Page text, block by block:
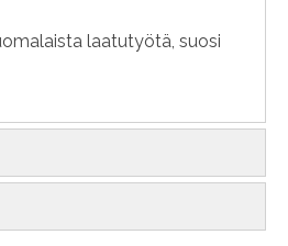
laatutyötä, suosi